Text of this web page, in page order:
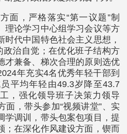
面，严格落实“第一议题”制
理论学习中心组学习会议等方
代中国特色社会主义思想，
政治自觉；在优化班子结构方
才兼备、梯次合理的原则选优
年充实4名优秀年轻干部到
平均年轻由49.3岁降至43.7
，强化领导班子决策力领导
面，带头参加“视频讲堂”、实
学调训，带头包案包项目，提
；在深化作风建设方面，锲而